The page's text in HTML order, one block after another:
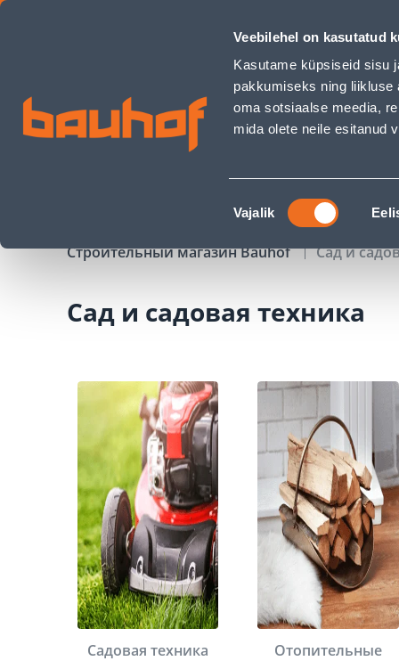
Veebilehel on kasutatud
Kasutame küpsiseid sisu
pakkumiseks ning
oma sotsiaalse meedia,
mida olete neile esitanud
Nõusoleku
valik
Vajalik
Aed ja aiatehnika - Bauhof has loaded
Обслуживание бизнес-клиентов
АКЦИИ
Строительный магазин Bauhof Сад и
Сад и садовая техника
Садовая техника
Отопительные